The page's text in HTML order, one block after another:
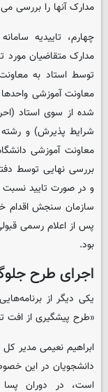
مدارک آنها را بررسی
چهارم، تاییدیه
مدارک متقاضیان مورد
توسط استاد به
معاونت آموزشی
شده از سوی استاد
شرایط پذیرش) و
معاونت آموزشی
بررسی نهایی توسط
و در صورت تایید نسبت
سازمان سنجش اقدام
پس از اعلام رسمی
بود.
اجرای طرح
«طرح پیشگیری از افت
ابراهیم نعیمی مدیر
دانشجویان در این
است، در دوران پسا